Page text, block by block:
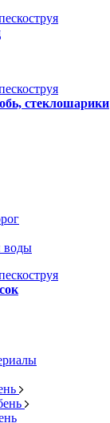
стеклошарики
воды